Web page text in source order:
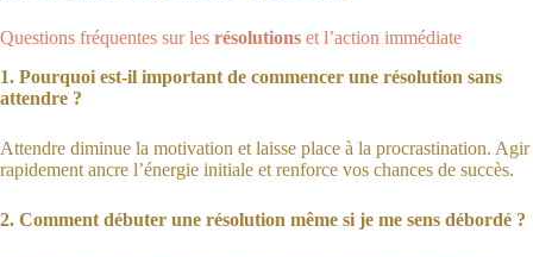
Questions fréquentes sur les résolutions et l’action immédiate
1. Pourquoi est-il important de commencer une résolution sans
attendre ?
Attendre diminue la motivation et laisse place à la procrastination. Agir
rapidement ancre l’énergie initiale et renforce vos chances de succès.
2. Comment débuter une résolution même si je me sens débordé ?